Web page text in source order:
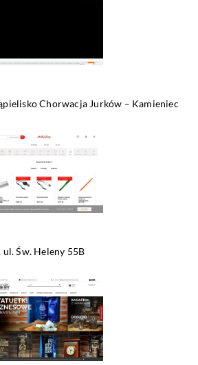
Chorwacja Jurków – Kamieniec
ul. Św. Heleny 55B